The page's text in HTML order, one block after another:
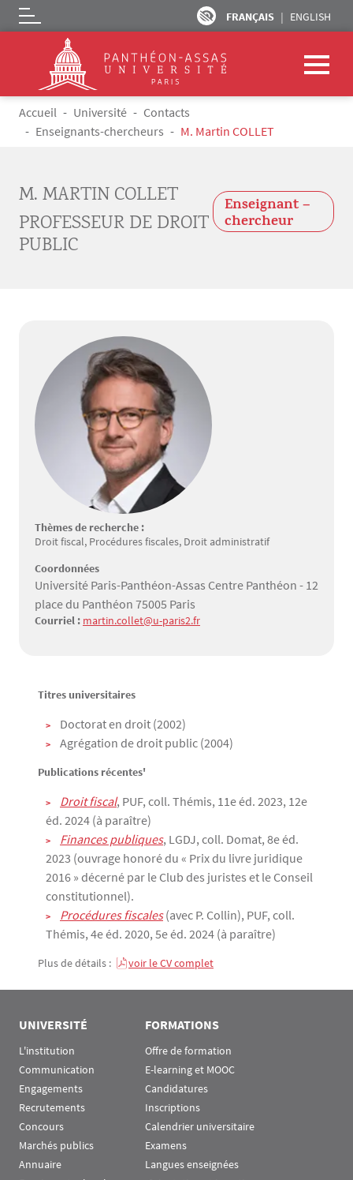
Aller au contenu principal
FRANÇAIS ENGLISH
Logo
Fil d'Ariane
Accueil Université
Contacts
Enseignants-chercheurs
M. Martin COLLET
M. MARTIN COLLET
PROFESSEUR DE DROIT
PUBLIC
Enseignant –
chercheur
Thèmes de recherche :
Droit fiscal, Procédures fiscales, Droit administratif
Coordonnées
Université Paris-Panthéon-Assas Centre Panthéon - 12
place du Panthéon 75005 Paris
Courriel : martin.collet@u-paris2.fr
Texte
Titres universitaires
Doctorat en droit (2002)
Agrégation de droit public (2004)
Publications récentes'
Droit fiscal, PUF, coll. Thémis, 11e éd. 2023, 12e
éd. 2024 (à paraître)
Finances publiques, LGDJ, coll. Domat, 8e éd.
2023 (ouvrage honoré du « Prix du livre juridique
2016 » décerné par le Club des juristes et le Conseil
constitutionnel).
Procédures fiscales (avec P. Collin), PUF, coll.
Thémis, 4e éd. 2020, 5e éd. 2024 (à paraître)
Plus de détails : voir le CV complet
UNIVERSITÉ
L'institution
Communication
Engagements
Recrutements
Concours
Marchés publics
Annuaire
FORMATIONS
Offre de formation
E-learning et MOOC
Candidatures
Inscriptions
Calendrier universitaire
Examens
Langues enseignées